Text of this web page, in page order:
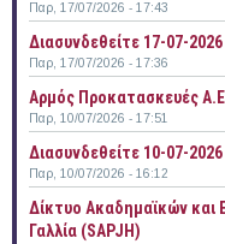
Παρ, 17/07/2026 - 17:43
Διασυνδεθείτε 17-07-2026
Παρ, 17/07/2026 - 17:36
Αρμός Προκατασκευές
Παρ, 10/07/2026 - 17:51
Διασυνδεθείτε 10-07-2026
Παρ, 10/07/2026 - 16:12
Δίκτυο Ακαδημαϊκών και
Γαλλία (SAPJH)